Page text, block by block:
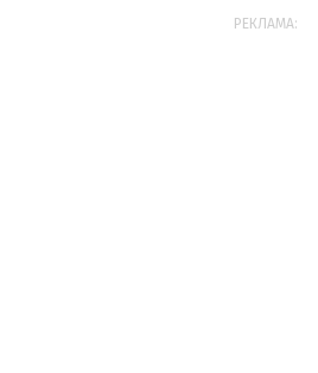
РЕКЛАМА: